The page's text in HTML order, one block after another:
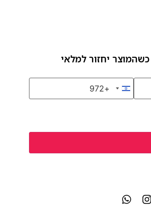
יחזור למלאי
Israel +972
+972